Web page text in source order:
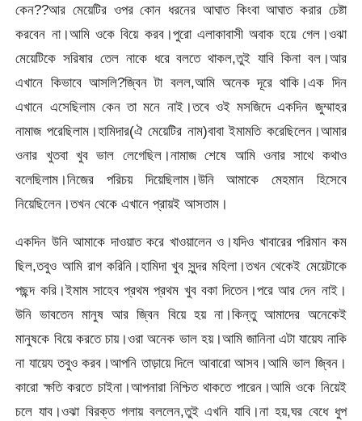
কেন??আর মেয়েটির ওপর কোন ধরনের আঘাত কিংবা আঘাত করার চেষ্টা
করবেন না।আমি ওকে বিয়ে করব।পুরো এলাকাবাসী অবাক হয়ে গেল।ওঝা
মেয়েটিকে সরিষার তেল নাকে ধরে বলতে থাকল,তুই যাবি কিনা বল।আর
এখানে কিভাবে আসলি?জ্বিন টা বলল,আমি অনেক দূরে থাকি।এক দিন
এখানে এসেছিলাম কেন তা মনে নাই।তবে ওই মসজিদে একদিন জুম্মাহর
নামাজ পরেছিলাম।হামিদার(ঐ মেয়েটির নাম)বাবা ইমামতি করেছিলেন।আমার
ওনার খুতবা খুব ভাল লেগেছিল।নামাজ শেষে আমি ওনার সাথে কথাও
বলেছিলাম।নিজের পরিচয় দিয়েছিলাম।উনি আমাকে মেহমান হিসেবে
নিয়েছিলেন।তখন থেকে এখানে প্রায়ই আসতাম।
একদিন উনি আমাকে দাওয়াত করে খাওয়ালেন ও।যদিও খাবারের পরিমান কম
ছিল,তবুও আমি রাগ করিনি।হামিদা খুব সুন্দর মহিলা।তখন থেকেই মেয়েটাকে
পছন্দ করি।ইমাম সাহেব প্রথম প্রথম খুব বকা দিতেন।পরে আর দেন নাই।
উনি ভাবতেন মানুষ আর জ্বিন বিয়ে হয় না।কিন্তু আমাদের অনেকেই
মানুষকে বিয়ে করতে চায়।ওরা অনেক ভাল হয়।আমি জানিনা এটা যায়েয নাকি
না যায়েয তবুও করব।আপনি তাড়ায়ে দিলে আবারো আসব।আমি ভাল জ্বিন।
কারো ক্ষতি করতে চাইনা।আপনারা নিশ্চিত থাকতে পারেন।আমি ওকে নিয়েই
চলে যাব।ওঝা বিরক্ত গলায় বললেন,তুই এখনি যাবি।না হয়,ঘর বেধে ধুপ